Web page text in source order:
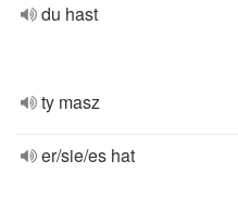
du hast
ty masz
er/sie/es hat